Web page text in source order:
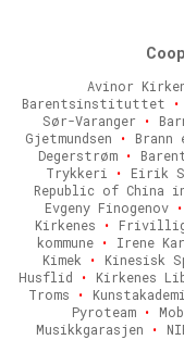
Avinor
Barentsinstituttet
•
Sør-Varanger
•
Gjetmundsen
• Brann
Degerstrøm •
Trykkeri
• Eirik
Republic of China
Evgeny Finogenov •
Kirkenes
• Frivillig
kommune • Irene
Kimek
• Kinesisk
Husflid
• Kirkenes
Troms
•
Pyroteam •
Musikkgarasjen
•